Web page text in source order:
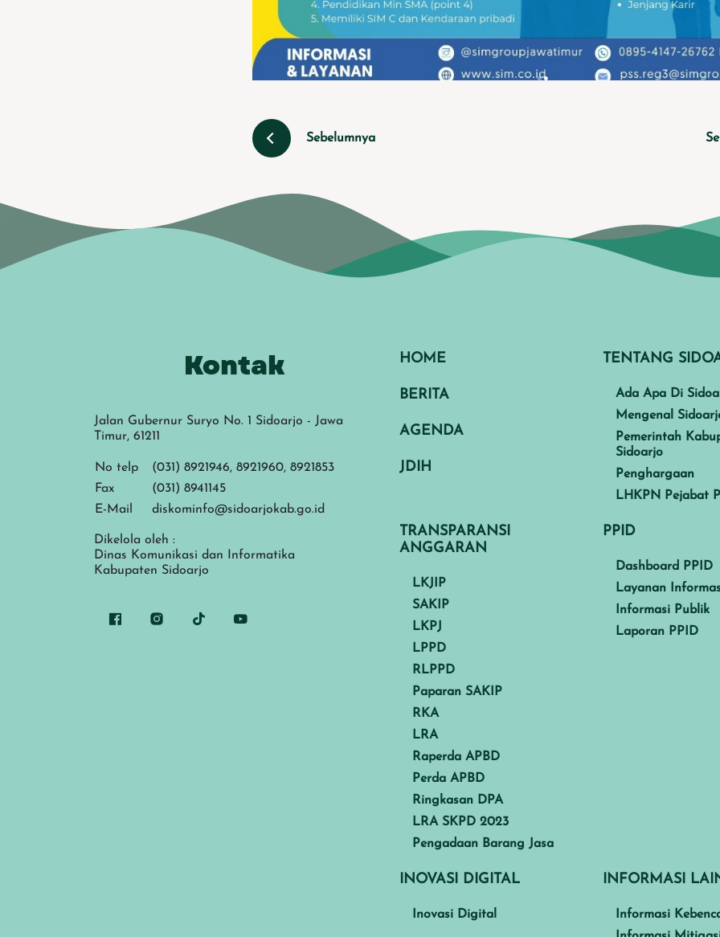
Sebelumnya
Kontak
Jalan Gubernur Suryo No. 1 Sidoarjo - Jawa
Timur, 61211
No telp
(031) 8921946, 8921960, 8921853
Fax
(031) 8941145
E-Mail
diskominfo@sidoarjokab.go.id
Dikelola oleh :
Dinas Komunikasi dan Informatika
Kabupaten Sidoarjo
HOME
BERITA
AGENDA
JDIH
TENTANG
Ada Apa Di
Mengenal
Pemerintah
Sidoarjo
Penghargaan
LHKPN Pejabat
TRANSPARANSI
ANGGARAN
LKJIP
SAKIP
LKPJ
LPPD
RLPPD
Paparan SAKIP
RKA
LRA
Raperda APBD
Perda APBD
Ringkasan DPA
LRA SKPD 2023
Pengadaan Barang Jasa
PPID
Dashboard PPID
Layanan
Informasi Publik
Laporan PPID
INOVASI DIGITAL
Inovasi Digital
INFORMASI
Informasi